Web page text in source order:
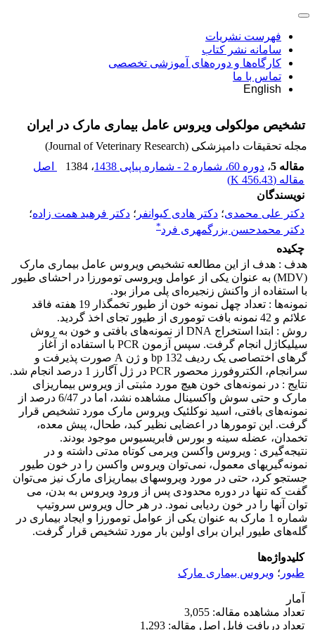
فهرست نشریات
سامانه نشر کتاب
کارگاه‌ها و دوره‌های آموزشی تخصصی
تماس با ما
English
تشخیص مولکولی ویروس عامل بیماری مارک در ایران
مجله تحقیقات دامپزشکی (Journal of Veterinary Research)
مقاله 5
، دوره 60، شماره 2 - شماره پیاپی 1438 ، 1384
اصل
مقاله (456.43 K
)
نویسندگان
دکتر علی محمدی؛ دکتر هادی کیوانفر ؛ دکتر فرهید همت زاده؛
دکتر محمدحسن بزرگمهری فرد*
چکیده
هدف : هدف از این مطالعه تشخیص ویروس عامل بیماری مارک
(MDV) به عنوان یکی از عوامل ویروسی تومورزا در احشای طیور
با استفاده از واکنش زنجیره‌ای پلی مراز بود.
نمونه‌ها : تعداد چهل نمونه خون از طیور تخمگذار 19 هفته فاقد
علائم و 42 نمونه بافت توموری از طیور تجای اخذ گردید.
روش : ابتدا استخراج DNA از نمونه‌های بافتی و خون به روش
سیلیکاژل انجام گرفت. سپس آزمون PCR با استفاده از آغاز
گرهای اختصاصی یک ردیف bp 132 و ژن A صورت پذیرفت و
سرانجام، الکتروفورز محصور PCR در ژل آگارز 1 درصد انجام شد.
نتایج : در نمونه‌های خون هیچ مورد مثبتی از ویروس بیماریزای
مارک و حتی سوش واکسینال مشاهده نشد، اما در 6/47 درصد از
نمونه‌های بافتی، اسید نوکلئیک ویروس مارک مورد تشخیص قرار
گرفت. این تومورها در اعضایی نظیر کبد، طحال، پیش معده،
تخمدان، عضله سینه و بورس فابریسیوس موجود بودند.
نتیجه‌گیری : ویروس واکسن ویرمی کوتاه مدتی داشته و در
نمونه‌گیریهای معمول، نمی‌توان ویروس واکسن را در خون طیور
جستجو کرد، حتی در مورد ویروسهای بیماریزای مارک نیز می‌توان
گفت که تنها در دوره محدودی پس از ورود ویروس به بدن، می
توان آنها را در خون ردیابی نمود. در هر حال ویروس سروتیپ
شماره 1 مارک به عنوان یکی از عوامل تومورزا و ایجاد بیماری در
گله‌های طیور ایران برای اولین بار مورد تشخیص قرار گرفت.
کلیدواژه‌ها
طیور ؛ ویروس بیماری مارک
آمار
تعداد مشاهده مقاله: 3,055
تعداد دریافت فایل اصل مقاله: 1,293